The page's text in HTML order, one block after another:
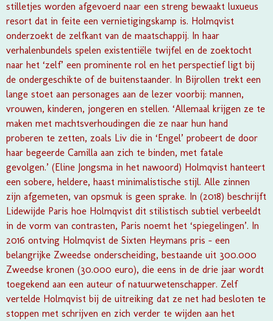
stilletjes worden afgevoerd naar een streng bewaakt luxueus
resort dat in feite een vernietigingskamp is. Holmqvist
onderzoekt de zelfkant van de maatschappij. In haar
verhalenbundels spelen existentiële twijfel en de zoektocht
naar het ‘zelf’ een prominente rol en het perspectief ligt bij
de ondergeschikte of de buitenstaander. In Bijrollen trekt een
lange stoet aan personages aan de lezer voorbij: mannen,
vrouwen, kinderen, jongeren en stellen. ‘Allemaal krijgen ze te
maken met machtsverhoudingen die ze naar hun hand
proberen te zetten, zoals Liv die in ‘Engel’ probeert de door
haar begeerde Camilla aan zich te binden, met fatale
gevolgen.’ (Eline Jongsma in het nawoord) Holmqvist hanteert
een sobere, heldere, haast minimalistische stijl. Alle zinnen
zijn afgemeten, van opsmuk is geen sprake. In (2018) beschrijft
Lidewijde Paris hoe Holmqvist dit stilistisch subtiel verbeeldt
in de vorm van contrasten, Paris noemt het ‘spiegelingen’. In
2016 ontving Holmqvist de Sixten Heymans pris – een
belangrijke Zweedse onderscheiding, bestaande uit 300.000
Zweedse kronen (30.000 euro), die eens in de drie jaar wordt
toegekend aan een auteur of natuurwetenschapper. Zelf
vertelde Holmqvist bij de uitreiking dat ze net had besloten te
stoppen met schrijven en zich verder te wijden aan het